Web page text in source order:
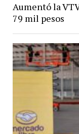
Aumentó la
79 mil pesos